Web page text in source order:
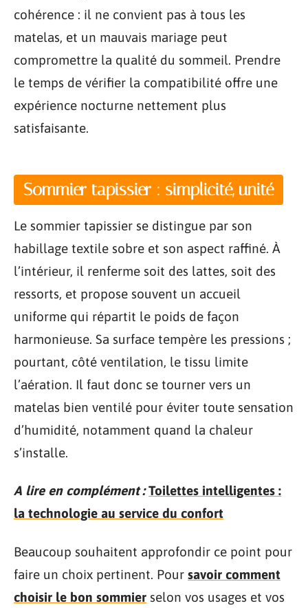
cohérence : il ne convient pas à tous les
matelas, et un mauvais mariage peut
compromettre la qualité du sommeil. Prendre
le temps de vérifier la compatibilité offre une
expérience nocturne nettement plus
satisfaisante.
Sommier tapissier : simplicité, unité
Le sommier tapissier se distingue par son
habillage textile sobre et son aspect raffiné. À
l’intérieur, il renferme soit des lattes, soit des
ressorts, et propose souvent un accueil
uniforme qui répartit le poids de façon
harmonieuse. Sa surface tempère les pressions ;
pourtant, côté ventilation, le tissu limite
l’aération. Il faut donc se tourner vers un
matelas bien ventilé pour éviter toute sensation
d’humidité, notamment quand la chaleur
s’installe.
A lire en complément : Toilettes intelligentes :
la technologie au service du confort
Beaucoup souhaitent approfondir ce point pour
faire un choix pertinent. Pour savoir comment
choisir le bon sommier selon vos usages et vos